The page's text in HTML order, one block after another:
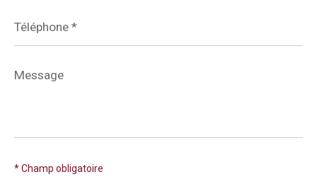
*
Message
*
* Champ obligatoire